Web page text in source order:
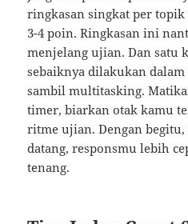
ringkasan singkat per topik
3-4 poin. Ringkasan ini
menjelang ujian. Dan satu
sebaiknya dilakukan
sambil multitasking.
timer, biarkan otak kamu
ritme ujian. Dengan
datang, responsmu lebih
tenang.